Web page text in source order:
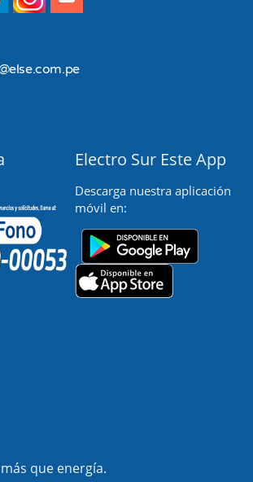
Electro Sur Este App
Descarga nuestra aplicación
móvil en:
que energía.